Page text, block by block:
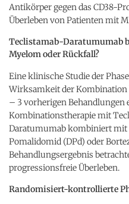
Antikörper gegen das CD38-
Überleben von Patienten mit
Teclistamab-Daratumumab
Myelom oder Rückfall?
Eine klinische Studie der
Wirksamkeit der Kombination
– 3 vorherigen Behandlungen
Kombinationstherapie mit
Daratumumab kombiniert mit
Pomalidomid (DPd) oder
Behandlungsergebnis
progressionsfreie Überleben.
Randomisiert-kontrollierte